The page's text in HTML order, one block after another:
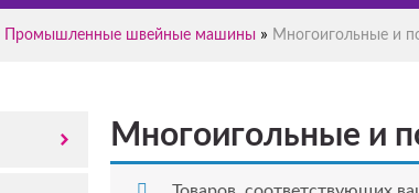
Промышленные швейные машины » Многоигольные и
Многоигольные и